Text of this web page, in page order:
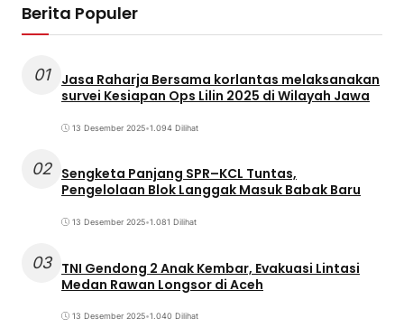
Berita Populer
01
Jasa Raharja Bersama korlantas melaksanakan
survei Kesiapan Ops Lilin 2025 di Wilayah Jawa
13 Desember 2025•1.094 Dilihat
02 Sengketa Panjang SPR–KCL Tuntas,
Pengelolaan Blok Langgak Masuk Babak Baru
13 Desember 2025•1.081 Dilihat
03 TNI Gendong 2 Anak Kembar, Evakuasi Lintasi
Medan Rawan Longsor di Aceh
13 Desember 2025•1.040 Dilihat